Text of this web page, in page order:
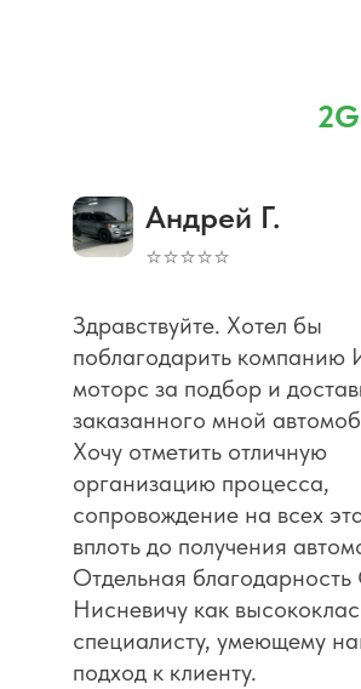
Андрей Г.
⭐⭐⭐⭐⭐
Здравствуйте. Хотел бы
поблагодарить компанию
моторс за подбор и
заказанного мной
Хочу отметить отличную
организацию процесса,
сопровождение на всех
вплоть до получения
Отдельная
Нисневичу как
специалисту, умеющему
подход к клиенту.